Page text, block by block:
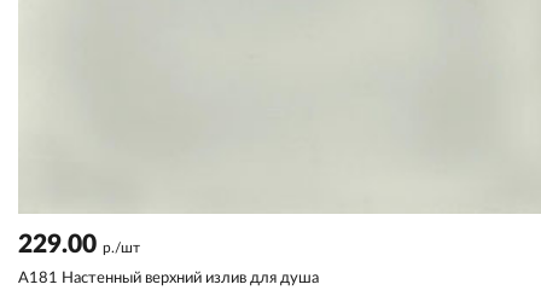
229.00 р./шт
A181 Настенный верхний излив для душа